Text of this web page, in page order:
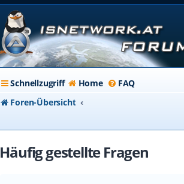
Schnellzugriff Home FAQ
Foren-Übersicht
Häufig gestellte Fragen